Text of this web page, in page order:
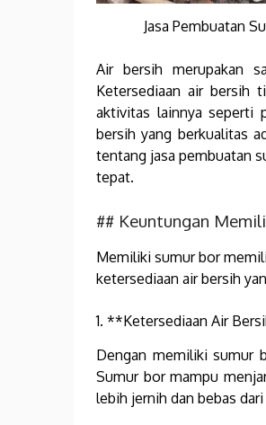
Jasa Pembuatan
Air bersih merupakan
Ketersediaan air bersih
aktivitas lainnya seperti
bersih yang berkualitas
tentang jasa pembuatan
tepat.
## Keuntungan
Memiliki sumur bor
ketersediaan air bersih
1. **Ketersediaan Air
Dengan memiliki sumur
Sumur bor mampu
lebih jernih dan bebas